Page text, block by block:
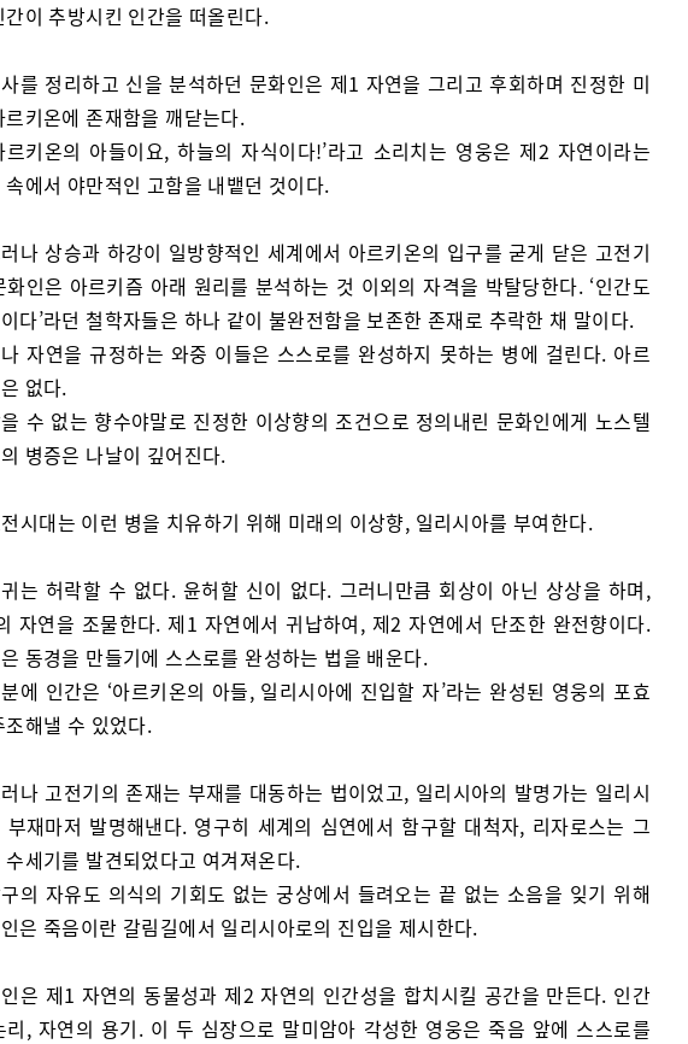
간이 추방시킨 인간을 떠올린다.
를 정리하고 신을 분석하던 문화인은 제1 자연을 그리고 후회하며 진정한 미
르키온에 존재함을 깨닫는다.
르키온의 아들이요, 하늘의 자식이다!’라고 소리치는 영웅은 제2 자연이라는
속에서 야만적인 고함을 내뱉던 것이다.
나 상승과 하강이 일방향적인 세계에서 아르키온의 입구를 굳게 닫은 고전기
화인은 아르키즘 아래 원리를 분석하는 것 이외의 자격을 박탈당한다. ‘인간도
다’라던 철학자들은 하나 같이 불완전함을 보존한 존재로 추락한 채 말이다.
자연을 규정하는 와중 이들은 스스로를 완성하지 못하는 병에 걸린다. 아르
없다.
수 없는 향수야말로 진정한 이상향의 조건으로 정의내린 문화인에게 노스텔
병증은 나날이 깊어진다.
시대는 이런 병을 치유하기 위해 미래의 이상향, 일리시아를 부여한다.
는 허락할 수 없다. 윤허할 신이 없다. 그러니만큼 회상이 아닌 상상을 하며,
자연을 조물한다. 제1 자연에서 귀납하여, 제2 자연에서 단조한 완전향이다.
동경을 만들기에 스스로를 완성하는 법을 배운다.
에 인간은 ‘아르키온의 아들, 일리시아에 진입할 자’라는 완성된 영웅의 포효
조해낼 수 있었다.
나 고전기의 존재는 부재를 대동하는 법이었고, 일리시아의 발명가는 일리시
부재마저 발명해낸다. 영구히 세계의 심연에서 함구할 대척자, 리자로스는 그
수세기를 발견되었다고 여겨져온다.
의 자유도 의식의 기회도 없는 궁상에서 들려오는 끝 없는 소음을 잊기 위해
은 죽음이란 갈림길에서 일리시아로의 진입을 제시한다.
은 제1 자연의 동물성과 제2 자연의 인간성을 합치시킬 공간을 만든다. 인간
리, 자연의 용기. 이 두 심장으로 말미암아 각성한 영웅은 죽음 앞에 스스로를